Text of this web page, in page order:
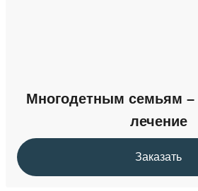
Многодетным семьям –
лечение
Заказать